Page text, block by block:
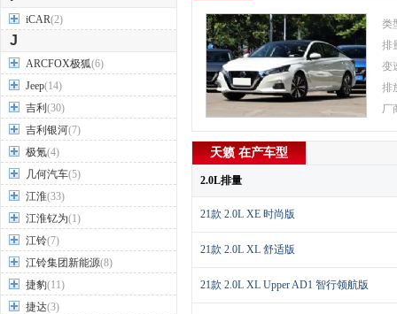
iCAR(2)
J
ARCFOX极狐(6)
Jeep(14)
吉利 (30)
吉利银河(7)
极氪(4)
几何汽车(5)
江淮(33)
江淮钇为(1)
江铃(7)
江铃集团新能源(8)
捷豹(11)
捷达(3)
类
排
变
排
厂
天籁 在产车型
2.0L排量
21款 2.0L XE 时尚版
21款 2.0L XL 舒适版
21款 2.0L XL Upper AD1 智行领航版